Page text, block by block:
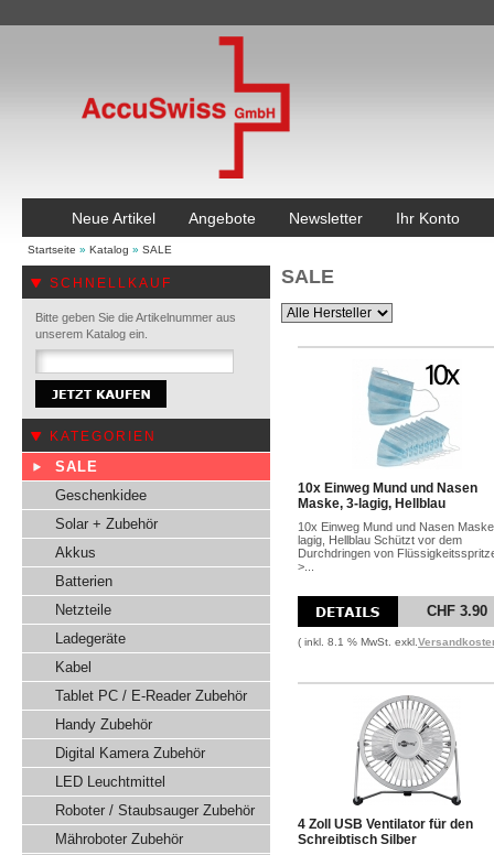
Neue Artikel Angebote Newsletter Ihr Konto
Startseite » Katalog » SALE
SCHNELLKAUF
Bitte geben Sie die Artikelnummer aus
unserem Katalog ein.
KATEGORIEN
SALE
Geschenkidee
Solar + Zubehör
Akkus
Batterien
Netzteile
Ladegeräte
Kabel
Tablet PC / E-Reader Zubehör
Handy Zubehör
Digital Kamera Zubehör
LED Leuchtmittel
Roboter / Staubsauger Zubehör
Mähroboter Zubehör
SALE
10x Einweg Mund und Nasen
Maske, 3-lagig, Hellblau
10x Einweg Mund und Nasen
lagig, Hellblau Schützt vor dem
Durchdringen von
>...
CHF 3.90
( inkl. 8.1 % MwSt. exkl.
4 Zoll USB Ventilator für den
Schreibtisch Silber